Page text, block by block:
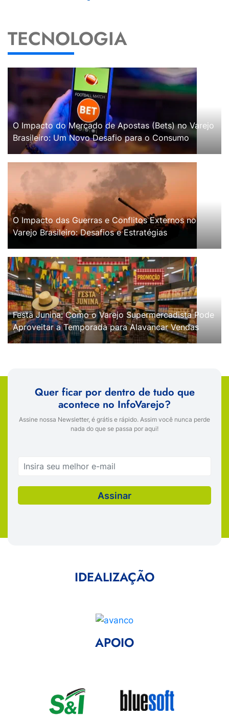
TECNOLOGIA
O Impacto do Mercado de Apostas (Bets) no Varejo
Brasileiro: Um Novo Desafio para o Consumo
O Impacto das Guerras e Conflitos Externos no
Varejo Brasileiro: Desafios e Estratégias
Festa Junina: Como o Varejo Supermercadista Pode
Aproveitar a Temporada para Alavancar Vendas
Quer ficar por dentro de tudo que
acontece no InfoVarejo?
Assine nossa Newsletter, é grátis e rápido. Assim você nunca perde
nada do que se passa por aqui!
IDEALIZAÇÃO
APOIO